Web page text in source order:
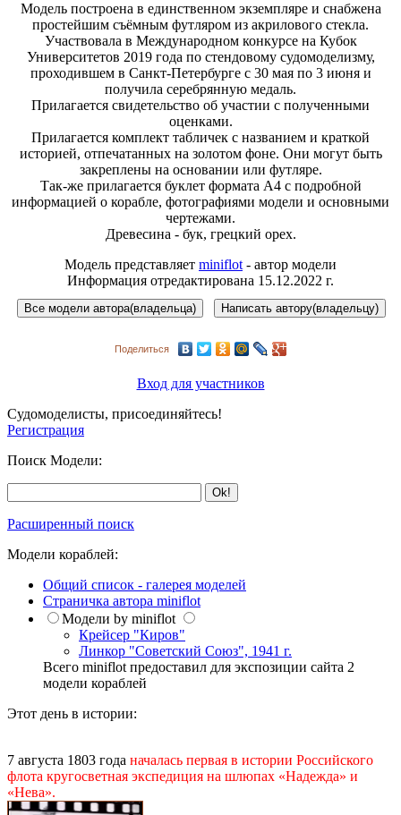
Модель построена в единственном экземпляре и снабжена
простейшим съёмным футляром из акрилового стекла.
Участвовала в Международном конкурсе на Кубок
Университетов 2019 года по стендовому судомоделизму,
проходившем в Санкт-Петербурге с 30 мая по 3 июня и
получила серебрянную медаль.
Прилагается свидетельство об участии с полученными
оценками.
Прилагается комплект табличек с названием и краткой
историей, отпечатанных на золотом фоне. Они могут быть
закреплены на основании или футляре.
Так-же прилагается буклет формата А4 с подробной
информацией о корабле, фотографиями модели и основными
чертежами.
Древесина - бук, грецкий орех.
Модель представляет miniflot - автор модели
Информация отредактирована 15.12.2022 г.
Поделиться
Вход для участников
Судомоделисты, присоединяйтесь!
Регистрация
Поиск Модели:
Расширенный поиск
Модели кораблей:
Общий список - галерея моделей
Страничка автора miniflot
Модели by miniflot
Крейсер "Киров"
Линкор "Советский Союз", 1941 г.
Всего miniflot предоставил для экспозиции сайта 2
модели кораблей
Этот день в истории:
7 августа 1803 года началась первая в истории Российского
флота кругосветная экспедиция на шлюпах «Надежда» и
«Нева».